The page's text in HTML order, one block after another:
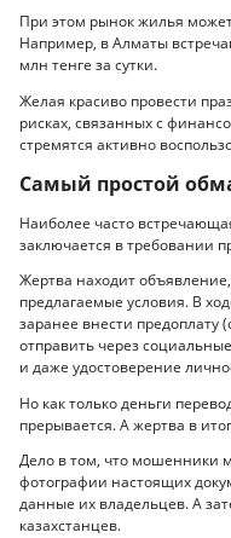
При этом рынок жилья
Например, в Алматы
млн тенге за сутки.
Желая красиво провести
рисках, связанных с
стремятся активно
Самый простой
Наиболее часто
заключается в требовании
Жертва находит
предлагаемые условия. В
заранее внести предоплату
отправить через
и даже удостоверение
Но как только деньги
прерывается. А жертва в
Дело в том, что мошенники
фотографии настоящих
данные их владельцев. А
казахстанцев.